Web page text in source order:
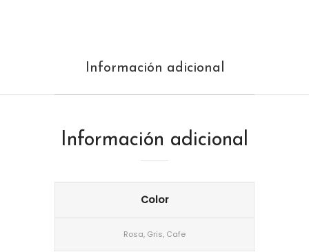
Información adicional
Información adicional
Color
Rosa, Gris, Cafe